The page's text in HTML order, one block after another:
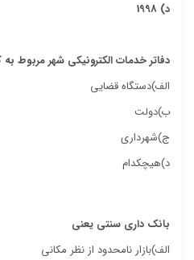
د) 1998
دفاتر خدمات الکترونیکی شهر مربوط به
الف)دستگاه قضایی
ب)دولت
ج)شهرداری
د)هیچکدام
بانک داری سنتی یعنی
الف)بازار نامحدود از نظر مکانی